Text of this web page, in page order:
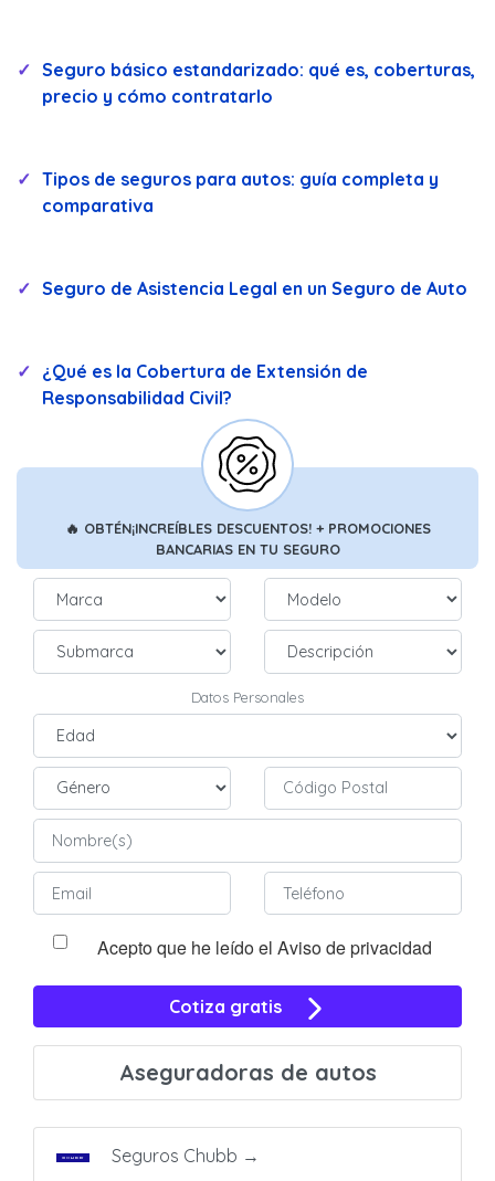
Seguro básico estandarizado: qué es, coberturas,
precio y cómo contratarlo
Tipos de seguros para autos: guía completa y
comparativa
Seguro de Asistencia Legal en un Seguro de Auto
¿Qué es la Cobertura de Extensión de
Responsabilidad Civil?
🔥 OBTÉN¡INCREÍBLES DESCUENTOS! + PROMOCIONES
BANCARIAS EN TU SEGURO
Datos Personales
Acepto que he leído el Aviso de privacidad
Cotiza gratis
Aseguradoras de autos
Seguros Chubb →